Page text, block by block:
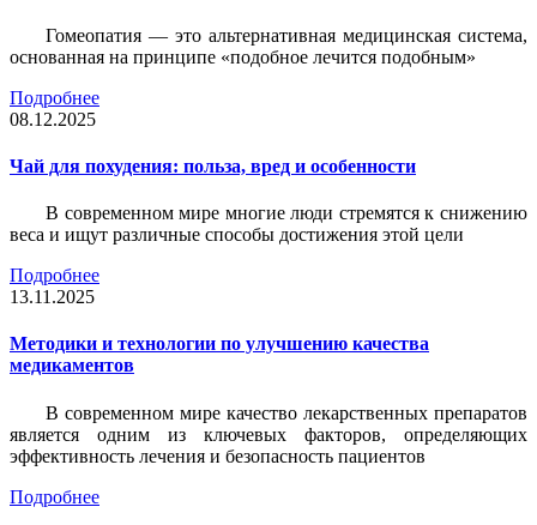
Гомеопатия — это альтернативная медицинская система,
основанная на принципе «подобное лечится подобным»
Подробнее
08.12.2025
Чай для похудения: польза, вред и особенности
В современном мире многие люди стремятся к снижению
веса и ищут различные способы достижения этой цели
Подробнее
13.11.2025
Методики и технологии по улучшению качества
медикаментов
В современном мире качество лекарственных препаратов
является одним из ключевых факторов, определяющих
эффективность лечения и безопасность пациентов
Подробнее